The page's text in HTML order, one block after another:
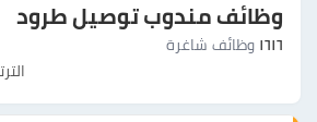
وظائف مندوب توصيل طرود
١٦١٦ وظائف شاغرة